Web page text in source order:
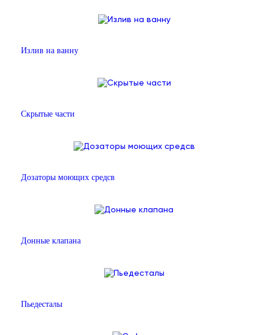
Излив на ванну
Скрытые части
Дозаторы моющих средсв
Донные клапана
Пьедесталы